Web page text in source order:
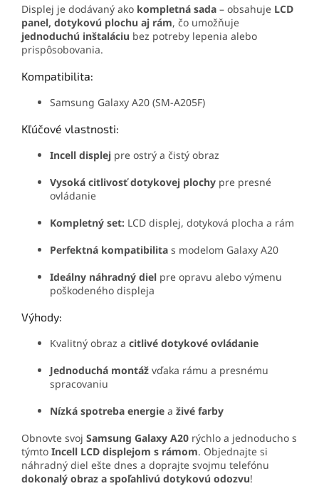
Displej je dodávaný ako kompletná sada – obsahuje LCD
panel, dotykovú plochu aj rám, čo umožňuje
jednoduchú inštaláciu bez potreby lepenia alebo
prispôsobovania.
Kompatibilita:
Samsung Galaxy A20 (SM-A205F)
Kľúčové vlastnosti:
Incell displej pre ostrý a čistý obraz
Vysoká citlivosť dotykovej plochy pre presné
ovládanie
Kompletný set: LCD displej, dotyková plocha a rám
Perfektná kompatibilita s modelom Galaxy A20
Ideálny náhradný diel pre opravu alebo výmenu
poškodeného displeja
Výhody:
Kvalitný obraz a citlivé dotykové ovládanie
Jednoduchá montáž vďaka rámu a presnému
spracovaniu
Nízká spotreba energie a živé farby
Obnovte svoj Samsung Galaxy A20 rýchlo a jednoducho s
týmto Incell LCD displejom s rámom. Objednajte si
náhradný diel ešte dnes a doprajte svojmu telefónu
dokonalý obraz a spoľahlivú dotykovú odozvu!